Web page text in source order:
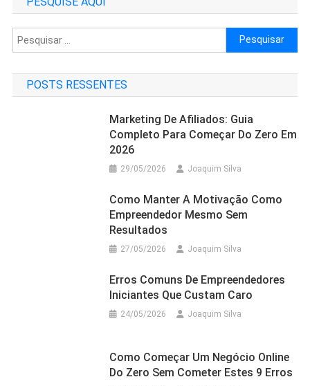
Pesquisar
por:
POSTS RESSENTES
Marketing De Afiliados: Guia
Completo Para Começar Do Zero Em
2026
29/05/2026 Joaquim Silva
Como Manter A Motivação Como
Empreendedor Mesmo Sem
Resultados
27/05/2026 Joaquim Silva
Erros Comuns De Empreendedores
Iniciantes Que Custam Caro
24/05/2026 Joaquim Silva
Como Começar Um Negócio Online
Do Zero Sem Cometer Estes 9 Erros